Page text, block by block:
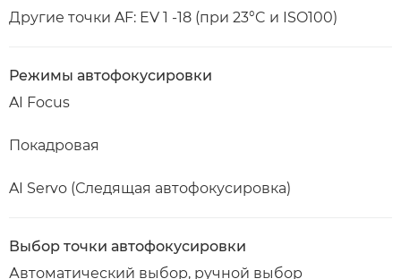
Другие точки AF: EV 1 -18 (при 23°C и ISO100)
Режимы автофокусировки
AI Focus
Покадровая
AI Servo (Следящая автофокусировка)
Выбор точки автофокусировки
Автоматический выбор, ручной выбор